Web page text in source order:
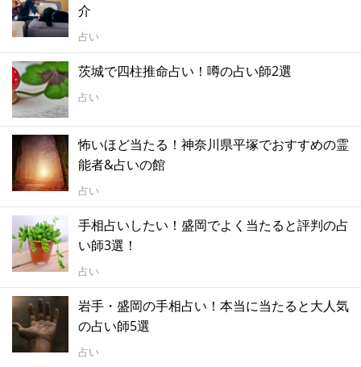
介
占い
茨城で四柱推命占い！噂の占い師2選
占い
怖いほど当たる！神奈川県平塚でおすすめの霊
能者&占いの館
占い
手相占いしたい！盛岡でよく当たると評判の占
い師3選！
占い
岩手・盛岡の手相占い！本当に当たると大人気
の占い師5選
占い